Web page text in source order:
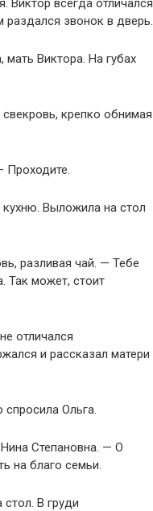
Виктор всегда отличался
звонок в дверь.
мать Виктора. На губах
крепко обнимая
Проходите.
Выложила на стол
разливая чай. — Тебе
Так может, стоит
отличался
и рассказал матери
Ольга.
Степановна. — О
на благо семьи.
В груди